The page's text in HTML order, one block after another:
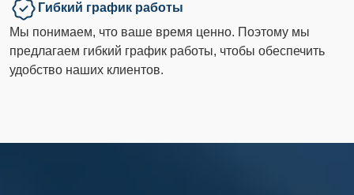
Гибкий график работы
Мы понимаем, что ваше время ценно. Поэтому мы
предлагаем гибкий график работы, чтобы обеспечить
удобство наших клиентов.